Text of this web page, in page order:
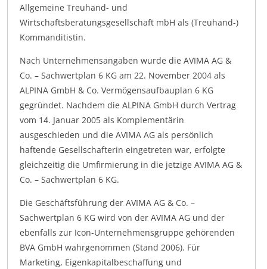
Allgemeine Treuhand- und
Wirtschaftsberatungsgesellschaft mbH als (Treuhand-)
Kommanditistin.
Nach Unternehmensangaben wurde die AVIMA AG &
Co. – Sachwertplan 6 KG am 22. November 2004 als
ALPINA GmbH & Co. Vermögensaufbauplan 6 KG
gegründet. Nachdem die ALPINA GmbH durch Vertrag
vom 14. Januar 2005 als Komplementärin
ausgeschieden und die AVIMA AG als persönlich
haftende Gesellschafterin eingetreten war, erfolgte
gleichzeitig die Umfirmierung in die jetzige AVIMA AG &
Co. – Sachwertplan 6 KG.
Die Geschäftsführung der AVIMA AG & Co. –
Sachwertplan 6 KG wird von der AVIMA AG und der
ebenfalls zur Icon-Unternehmensgruppe gehörenden
BVA GmbH wahrgenommen (Stand 2006). Für
Marketing, Eigenkapitalbeschaffung und